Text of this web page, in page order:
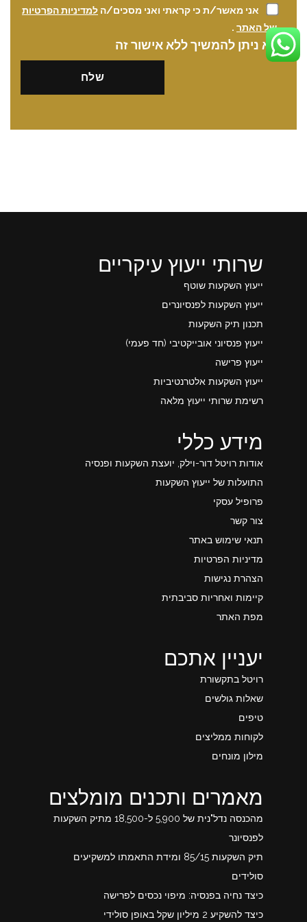
אני מאשר/ת כי קראתי ואני מסכים/ה למדיניות הפרטיות
של האתר .
לא ניתן להמשיך ללא אישור זה
שרותי ייעוץ עיקריים
ייעוץ השקעות שוטף
ייעוץ השקעות לפנסיונרים
תכנון תיק השקעות
ייעוץ פנסיוני אובייקטיבי (חד פעמי)
ייעוץ פרישה
ייעוץ השקעות אלטרנטיביות
רשימת שרותי ייעוץ מלאה
מידע כללי
אודות רויטל דור-וילק, יועצת השקעות ופנסיה
התועלות של ייעוץ השקעות
פרופיל עסקי
צור קשר
תנאי שימוש באתר
מדיניות הפרטיות
הצהרת נגישות
קיימות ואחריות סביבתית
מפת האתר
יעניין אתכם
רויטל בתקשורת
שאלות גולשים
טיפים
לקוחות ממליצים
מילון מונחים
מאמרים ותכנים מומלצים
מהכנסה נדל"נית של 5,900 ל-18,500 מתיק השקעות
לפנסיונר
תיק השקעות 85/15 ומידת התאמתו למשקיעים
סולידים
כיצד נחיה בפנסיה: מיפוי נכסים לפרישה
כיצד להשקיע 2 מיליון שקל באופן סולידי